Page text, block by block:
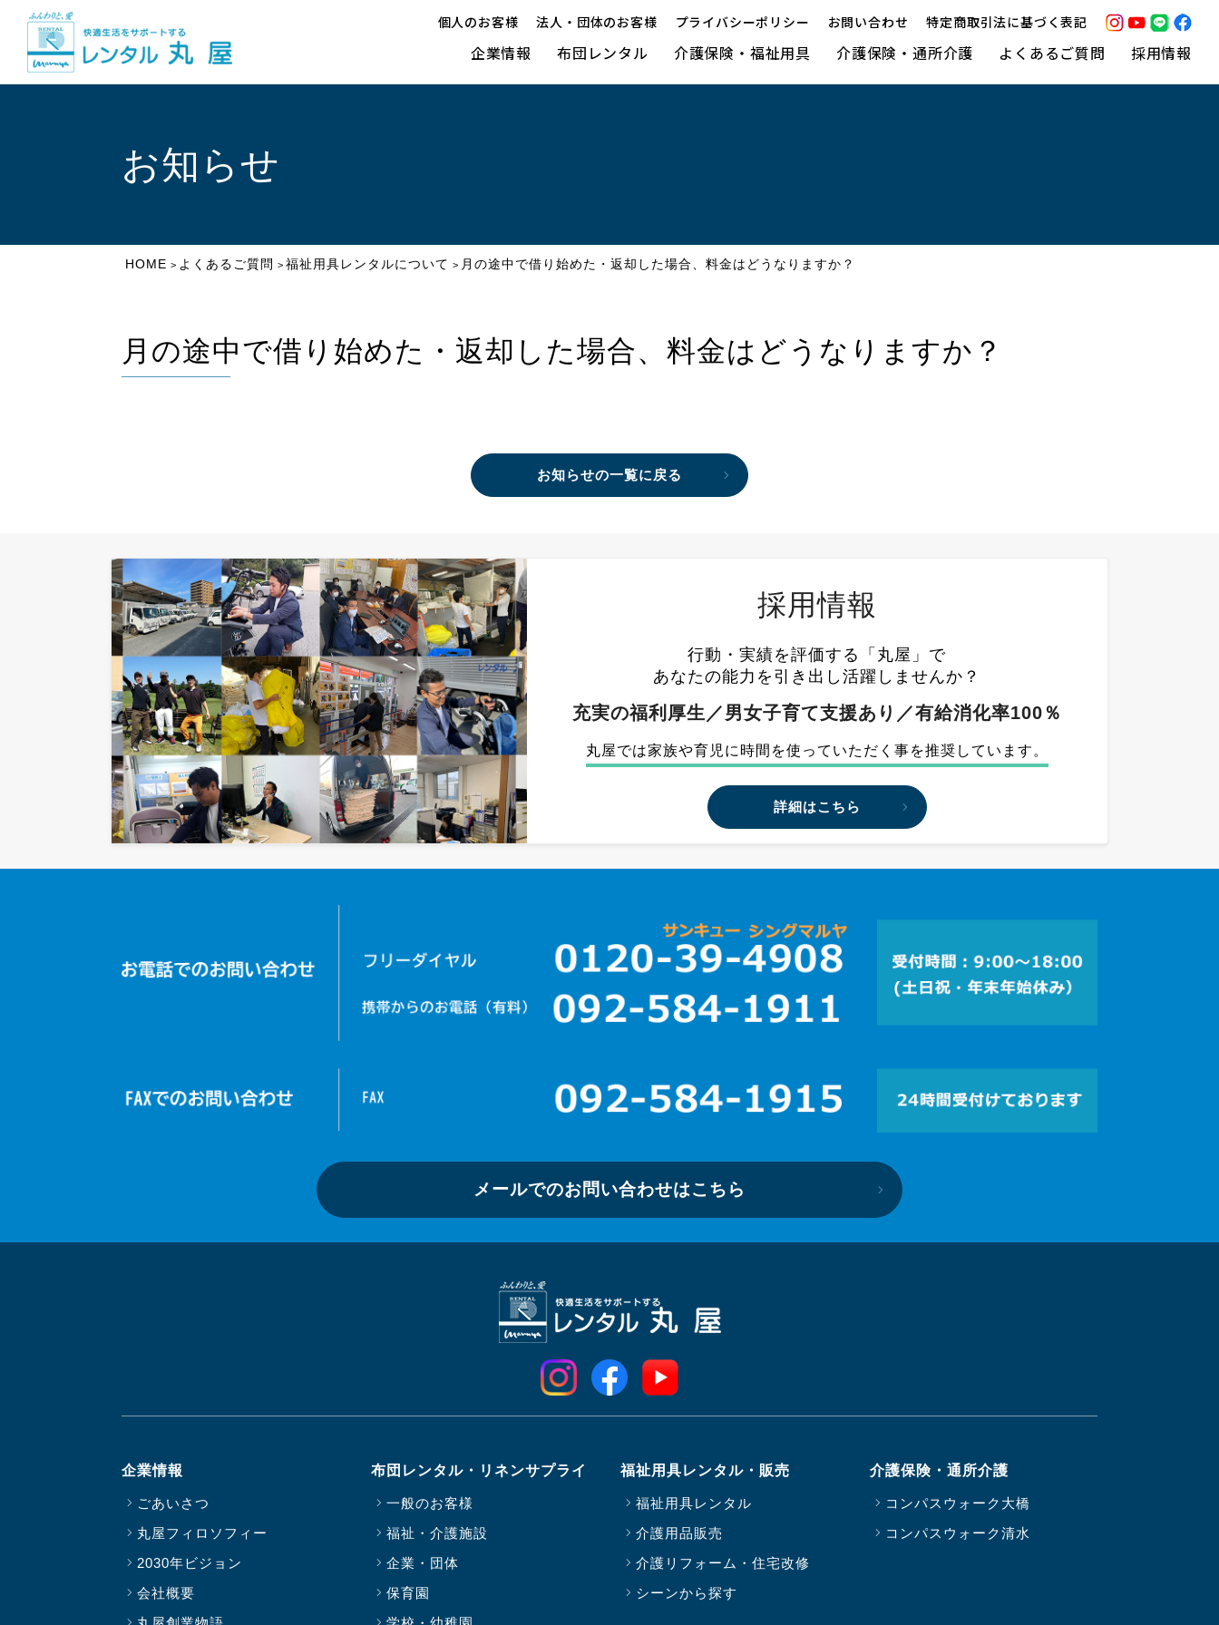
個人のお客様 法人・団体のお客様 プライバシーポリシー お問い合わせ 特定商取引法に基づく表記
企業情報 布団レンタル 介護保険・福祉用具 介護保険・通所介護 よくあるご質問 採用情報
お知らせ
HOME > よくあるご質問 > 福祉用具レンタルについて > 月の途中で借り始めた・返却した場合、料金はどうなりますか？
月の途中で借り始めた・返却した場合、料金はどうなりますか？
お知らせの一覧に戻る
採用情報
行動・実績を評価する「丸屋」で
あなたの能力を引き出し活躍しませんか？
充実の福利厚生／男女子育て支援あり／有給消化率100％
丸屋では家族や育児に 時間を使っていただく事を推奨しています。
詳細はこちら
メールでのお問い合わせはこちら
企業情報
ごあいさつ
丸屋フィロソフィー
2030年ビジョン
会社概要
布団レンタル・リネンサプライ
一般のお客様
福祉・介護施設
企業・団体
保育園
福祉用具レンタル・販売
福祉用具レンタル
介護用品販売
介護リフォーム・住宅改修
シーンから探す
介護保険・通所介護
コンパスウォーク大橋
コンパスウォーク清水